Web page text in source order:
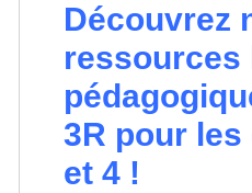
Découvrez
ressources
3R pour les
et 4 !